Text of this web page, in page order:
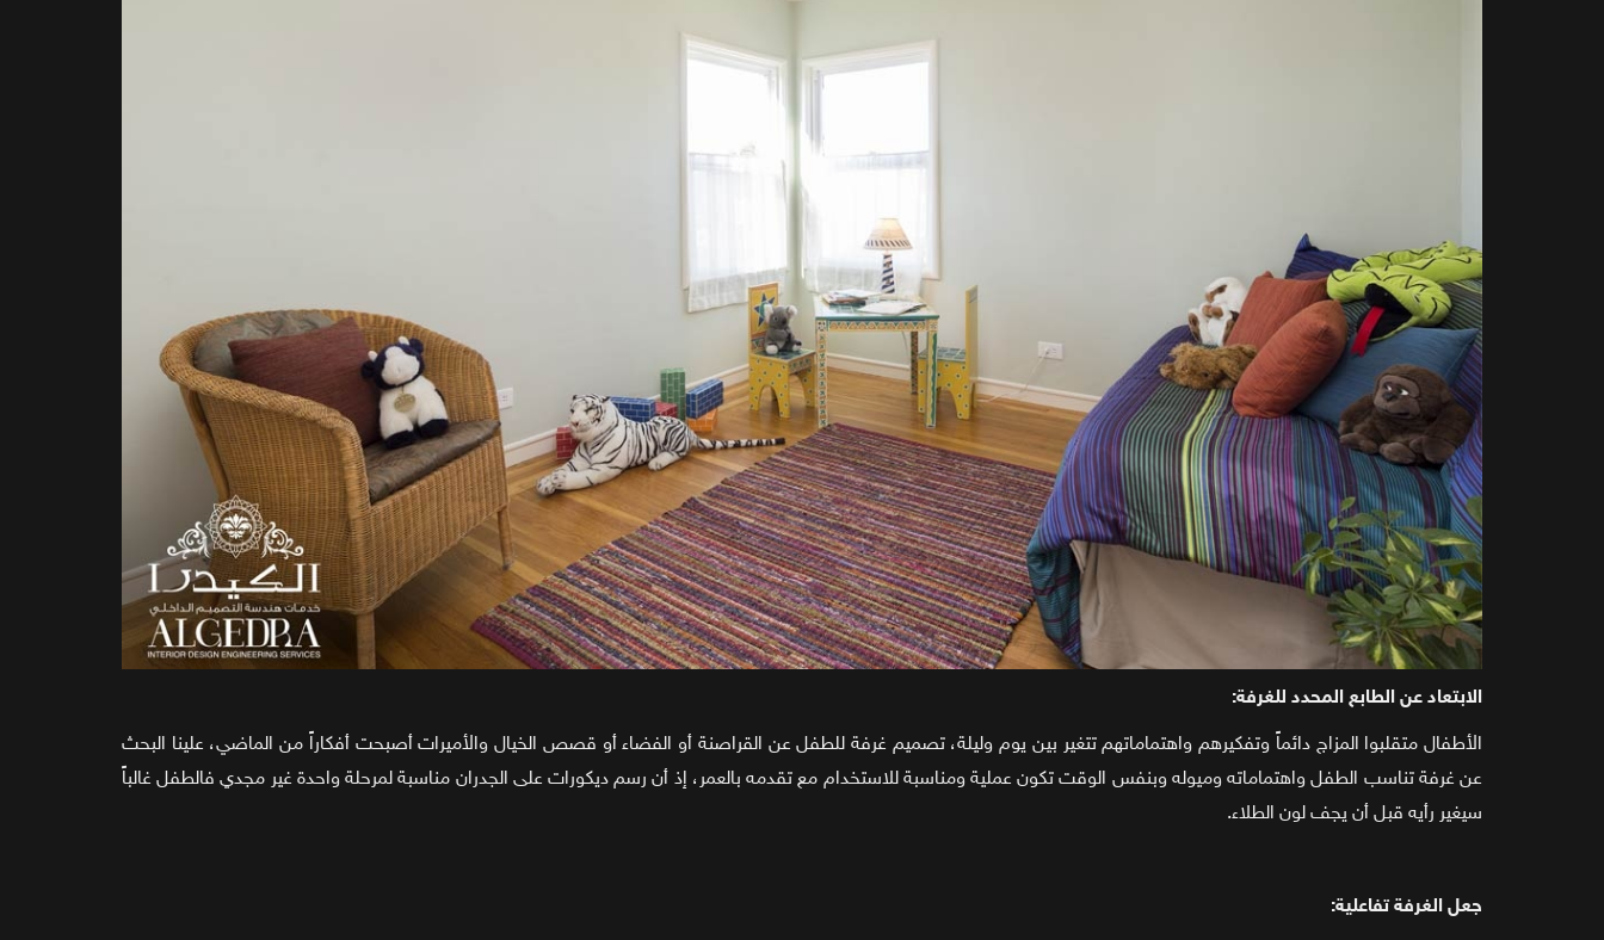
الابتعاد عن الطابع المحدد للغرفة:
الأطفال متقلبوا المزاج دائماً وتفكيرهم واهتماماتهم تتغير بين يوم وليلة، تصميم غرفة للطفل عن القراصنة أو الفضاء أو قصص الخيال والأميرات أصبحت أفكاراً من الماضي، علينا البحث
عن غرفة تناسب الطفل واهتماماته وميوله وبنفس الوقت تكون عملية ومناسبة للاستخدام مع تقدمه بالعمر، إذ أن رسم ديكورات على الجدران مناسبة لمرحلة واحدة غير مجدي فالطفل غالباً
سيغير رأيه قبل أن يجف لون الطلاء.
جعل الغرفة تفاعلية: